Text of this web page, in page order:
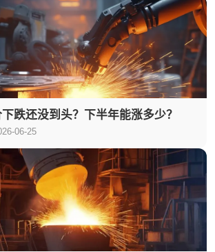
下跌还没到头？下半年能涨多少？
06-25